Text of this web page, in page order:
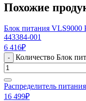
Похожие
Блок питания VLS9000
443384-001
6 416₽
- Количество Блок
Распределитель
16 499₽